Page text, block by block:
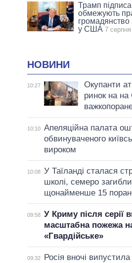
Трамп
обмежують
у США 7
НОВИНИ
10:27
Окупанти
ринок на
10:10 Апеляційна палата
обвинуваченого
вироком
10:08 У Таїланді сталася
школі, семеро
щонайменше 15
09:58 У Криму після серії
масштабна пожежа
«Гвардійське»
09:32
Росія вночі випустила